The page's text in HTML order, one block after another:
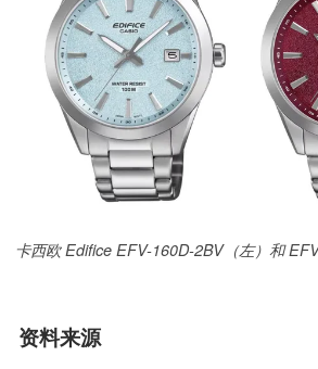
卡西欧 Edifice EFV-160D-2BV（左）和
资料来源